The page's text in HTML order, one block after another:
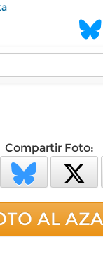
Compartir Foto:
AL